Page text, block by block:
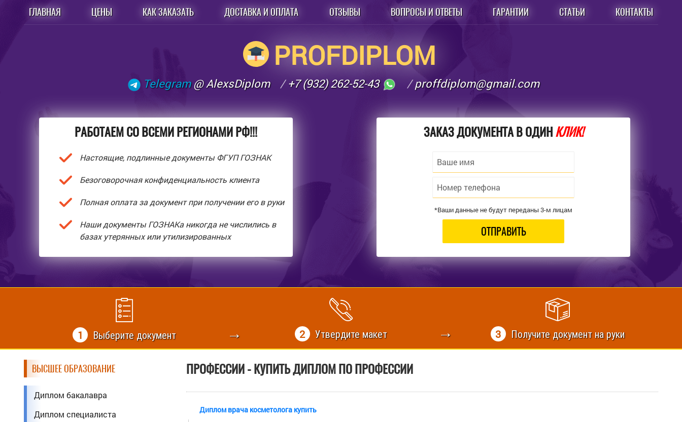
ГЛАВНАЯ ЦЕНЫ КАК ЗАКАЗАТЬ ДОСТАВКА И ОПЛАТА ОТЗЫВЫ ВОПРОСЫ И ОТВЕТЫ ГАРАНТИИ СТАТЬИ КОНТАКТЫ
PROFDIPLOM
Telegram @ AlexsDiplom +7 (932) 262-52-43 proffdiplom@gmail.com
РАБОТАЕМ СО ВСЕМИ РЕГИОНАМИ РФ!!!
Настоящие, подлинные документы ФГУП ГОЗНАК
Безоговорочная конфиденциальность клиента
Полная оплата за документ при получении его в руки
Наши документы ГОЗНАКа никогда не числились в
базах утерянных или утилизированных
ЗАКАЗ ДОКУМЕНТА В ОДИНКЛИК!
*Ваши данные не будут переданы 3-м лицам
ОТПРАВИТЬ
1 Выберите документ 2 Утвердите макет 3 Получите документ на руки
ВЫСШЕЕ ОБРАЗОВАНИЕ
Диплом бакалавра
Диплом специалиста
ПРОФЕССИИ - КУПИТЬ ДИПЛОМ ПО ПРОФЕССИИ
Диплом врача косметолога купить